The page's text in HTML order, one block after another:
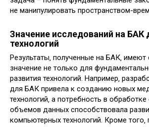
не манипулировать пространством-
Значение исследований на БАК
технологий
Результаты‚ полученные на БАК‚ имеют
значение не только для
развития технологий. Например‚
для БАК привела к созданию новых
технологий‚ а потребность в
объемов данных способствовала
компьютерных технологий. Кроме того‚